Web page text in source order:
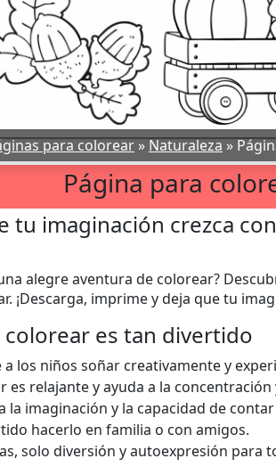
para colorear»Naturaleza»
Página para
tu imaginación crezca
alegre aventura de colorear?
¡Descarga, imprime y deja que tu
colorear es tan divertido
a los niños soñar creativamente y
es relajante y ayuda a la concentración
la imaginación y la capacidad de
hacerlo en familia o con amigos.
solo diversión y autoexpresión para